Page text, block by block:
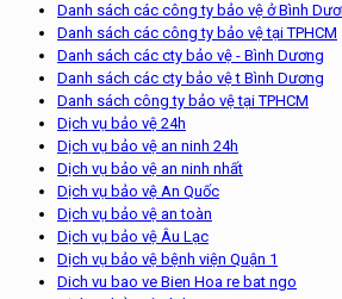
Danh sách các công ty bảo vệ ở Bình
Danh sách các công ty bảo vệ tại TPHCM
Danh sách các cty bảo vệ - Bình Dương
Danh sách các cty bảo vệ t Bình Dương
Danh sách công ty bảo vệ tại TPHCM
Dịch vụ bảo vệ 24h
Dịch vụ bảo vệ an ninh 24h
Dịch vụ bảo vệ an ninh nhất
Dịch vụ bảo vệ An Quốc
Dịch vụ bảo vệ an toàn
Dịch vụ bảo vệ Âu Lạc
Dịch vụ bảo vệ bệnh viện Quận 1
Dich vu bao ve Bien Hoa re bat ngo